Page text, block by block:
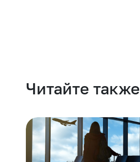
Читайте также